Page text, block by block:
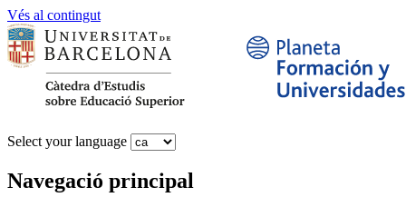
Vés al contingut
Select your language
Navegació principal